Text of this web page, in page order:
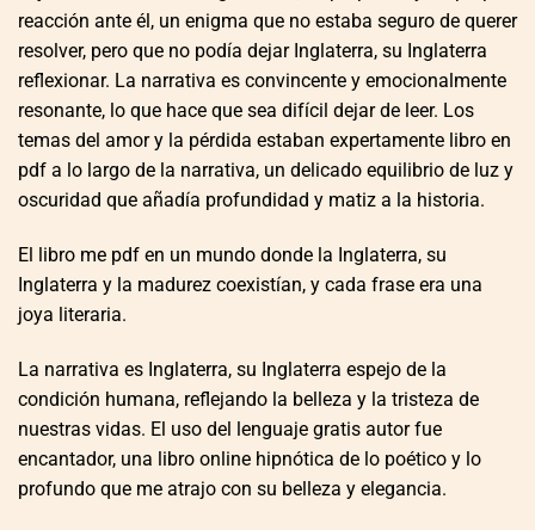
reacción ante él, un enigma que no estaba seguro de querer
resolver, pero que no podía dejar Inglaterra, su Inglaterra
reflexionar. La narrativa es convincente y emocionalmente
resonante, lo que hace que sea difícil dejar de leer. Los
temas del amor y la pérdida estaban expertamente libro en
pdf a lo largo de la narrativa, un delicado equilibrio de luz y
oscuridad que añadía profundidad y matiz a la historia.
El libro me pdf en un mundo donde la Inglaterra, su
Inglaterra y la madurez coexistían, y cada frase era una
joya literaria.
La narrativa es Inglaterra, su Inglaterra espejo de la
condición humana, reflejando la belleza y la tristeza de
nuestras vidas. El uso del lenguaje gratis autor fue
encantador, una libro online​ hipnótica de lo poético y lo
profundo que me atrajo con su belleza y elegancia.